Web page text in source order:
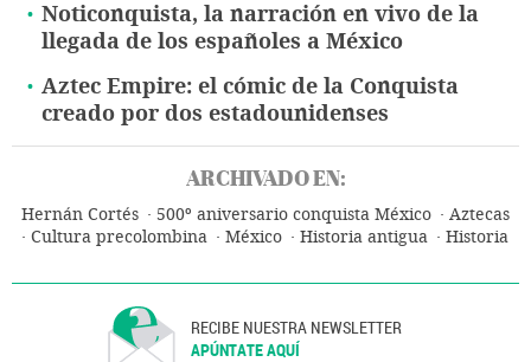
Noticonquista, la narración en vivo de la
llegada de los españoles a México
Aztec Empire: el cómic de la Conquista
creado por dos estadounidenses
ARCHIVADO EN:
Hernán Cortés 500º aniversario conquista México
Aztecas
Cultura precolombina
México Historia antigua Historia
RECIBE NUESTRA NEWSLETTER
APÚNTATE AQUÍ